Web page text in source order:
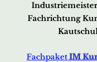
Fachrichtung
FachpaketIM